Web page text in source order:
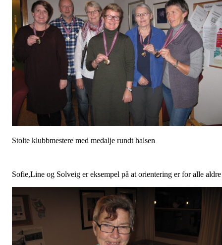
Stolte klubbmestere med medalje rundt halsen